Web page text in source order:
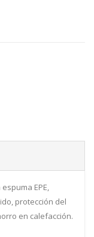
EPE,
protección del
en calefacción.